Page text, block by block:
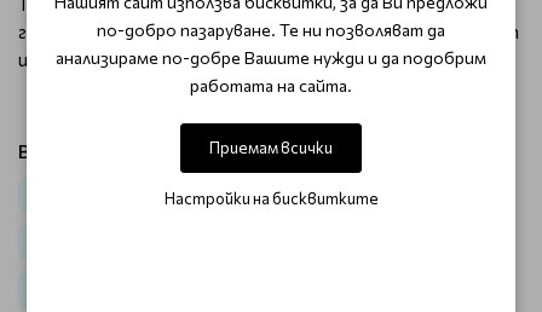
грижа за чувствителна кожа, който осигурява комфорт
и защита.
Виж продукти от категория:
Почистващи продукти За мазна и акнеична кожа
по-добро пазаруване. Те ни позволяват да
анализираме по-добре Вашите нужди и да подобрим
работата на сайта.
Приемам всички
Настройки на бисквитките